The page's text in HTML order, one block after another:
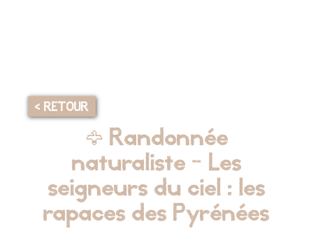
< RETOUR
🦅 Randonnée
naturaliste - Les
seigneurs du ciel : les
rapaces des Pyrénées